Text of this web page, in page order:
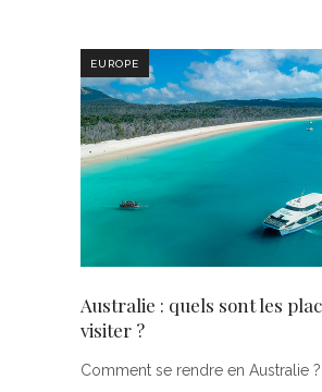
EUROPE
Australie : quels sont les
visiter ?
Comment se rendre en Australie